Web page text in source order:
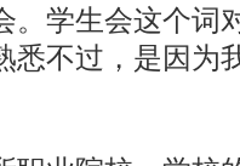
。学生会这个词
悉不过，是因为